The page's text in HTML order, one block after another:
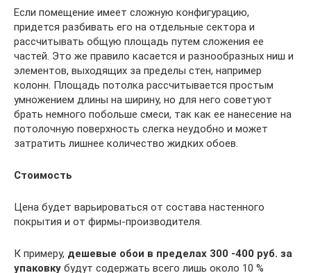
Если помещение имеет сложную конфигурацию,
придется разбивать его на отдельные сектора и
рассчитывать общую площадь путем сложения ее
частей. Это же правило касается и разнообразных ниш и
элементов, выходящих за пределы стен, например
колонн. Площадь потолка рассчитывается простым
умножением длины на ширину, но для него советуют
брать немного побольше смеси, так как ее нанесение на
потолочную поверхность слегка неудобно и может
затратить лишнее количество жидких обоев.
Стоимость
Цена будет варьироваться от состава настенного
покрытия и от фирмы-производителя.
К примеру, дешевые обои в пределах 300 -400 руб. за
упаковку будут содержать всего лишь около 10 %